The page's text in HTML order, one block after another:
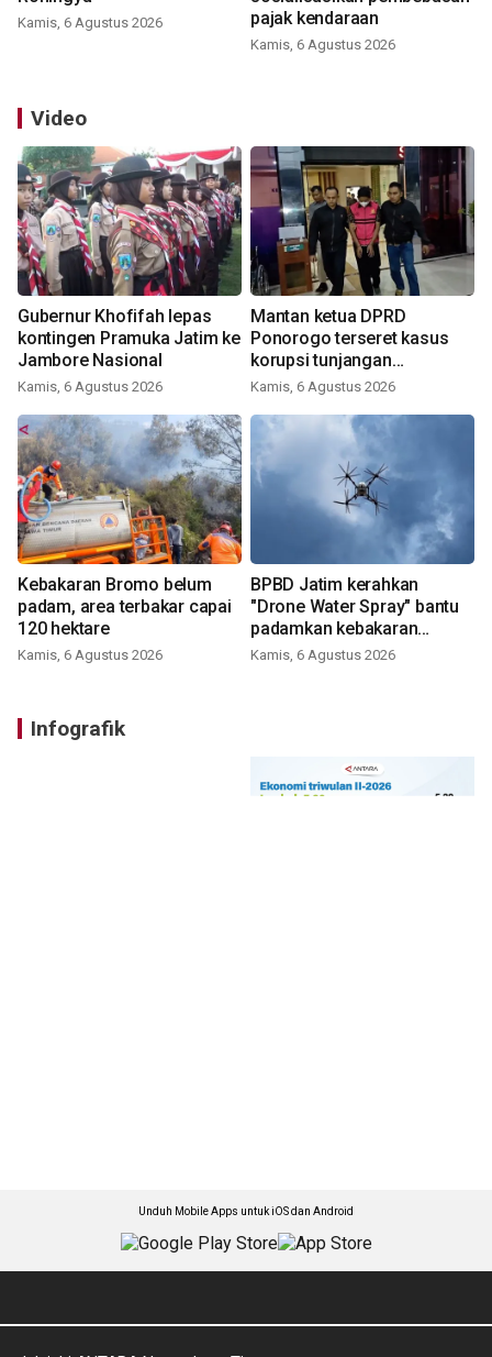
Kamis, 6 Agustus 2026
pajak kendaraan
Kamis, 6 Agustus 2026
Video
Gubernur Khofifah lepas
kontingen Pramuka Jatim ke
Jambore Nasional
Kamis, 6 Agustus 2026
Mantan ketua DPRD
Ponorogo terseret kasus
korupsi tunjangan
perumahan
Kamis, 6 Agustus 2026
Kebakaran Bromo belum
padam, area terbakar capai
120 hektare
Kamis, 6 Agustus 2026
BPBD Jatim kerahkan
"Drone Water Spray" bantu
padamkan kebakaran
Bromo
Kamis, 6 Agustus 2026
Infografik
Unduh Mobile Apps untuk iOS dan Android